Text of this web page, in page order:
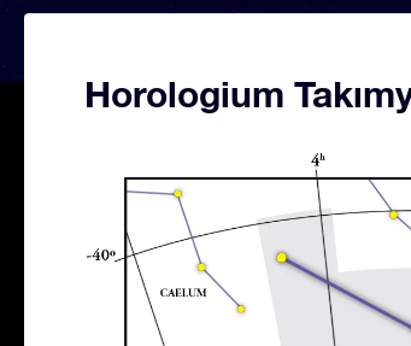
Horologium